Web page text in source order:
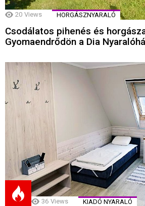
20 Views HORGÁSZNYARALÓ
Csodálatos pihenés és
Gyomaendrődön a Dia
36 Views KIADÓ NYARALÓ